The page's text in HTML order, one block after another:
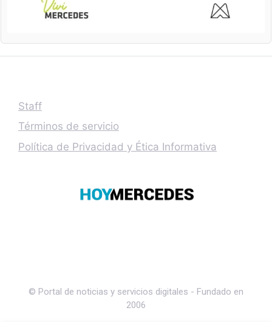
Staff
Términos de servicio
Política de Privacidad y Ética Informativa
© Portal de noticias y servicios digitales - Fundado en
2006